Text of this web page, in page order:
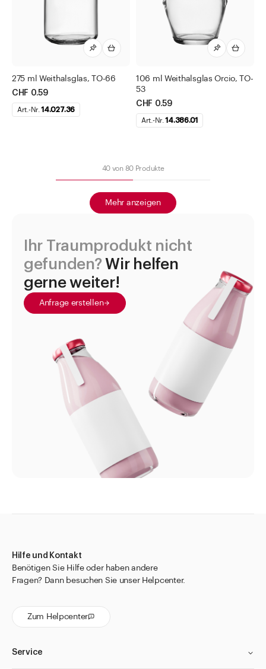
275 ml Weithalsglas, TO-66
CHF 0.59
Art.-Nr.14.027.36
106 ml Weithalsglas Orcio, TO-
53
CHF 0.59
Art.-Nr.14.386.01
40 von 80 Produkte
Mehr anzeigen
Ihr Traumprodukt nicht
gefunden? Wir helfen
gerne weiter!
Anfrage erstellen
Hilfe und Kontakt
Benötigen Sie Hilfe oder haben andere
Fragen? Dann besuchen Sie unser Helpcenter.
Zum Helpcenter
Service